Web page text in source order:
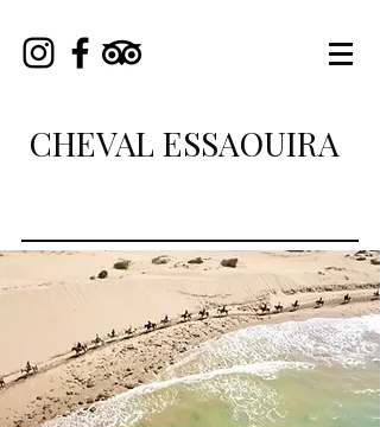
CHEVAL ESSAOUIRA